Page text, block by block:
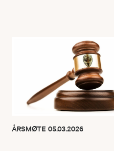
ÅRSMØTE 05.03.2026